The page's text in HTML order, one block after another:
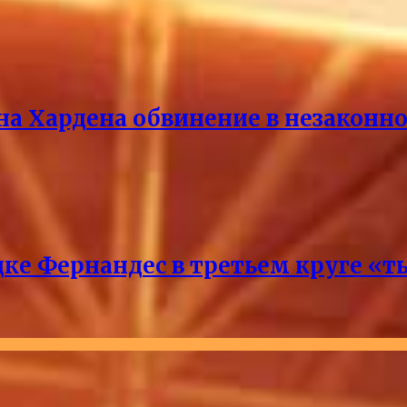
Хардена обвинение в
Фернандес в третьем круге